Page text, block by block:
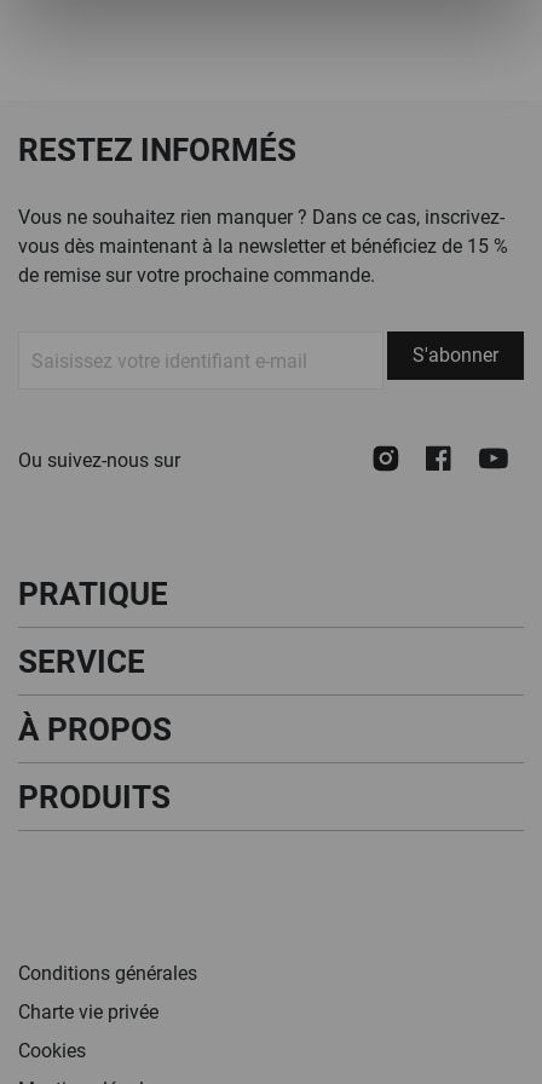
RESTEZ INFORMÉS
Vous ne souhaitez rien manquer ? Dans ce cas, inscrivez-
vous dès maintenant à la newsletter et bénéficiez de 15 %
de remise sur votre prochaine commande.
S'abonner
Ou suivez-nous sur Instagram
PRATIQUE
SERVICE
À PROPOS
PRODUITS
Conditions générales
Charte vie privée
Cookies